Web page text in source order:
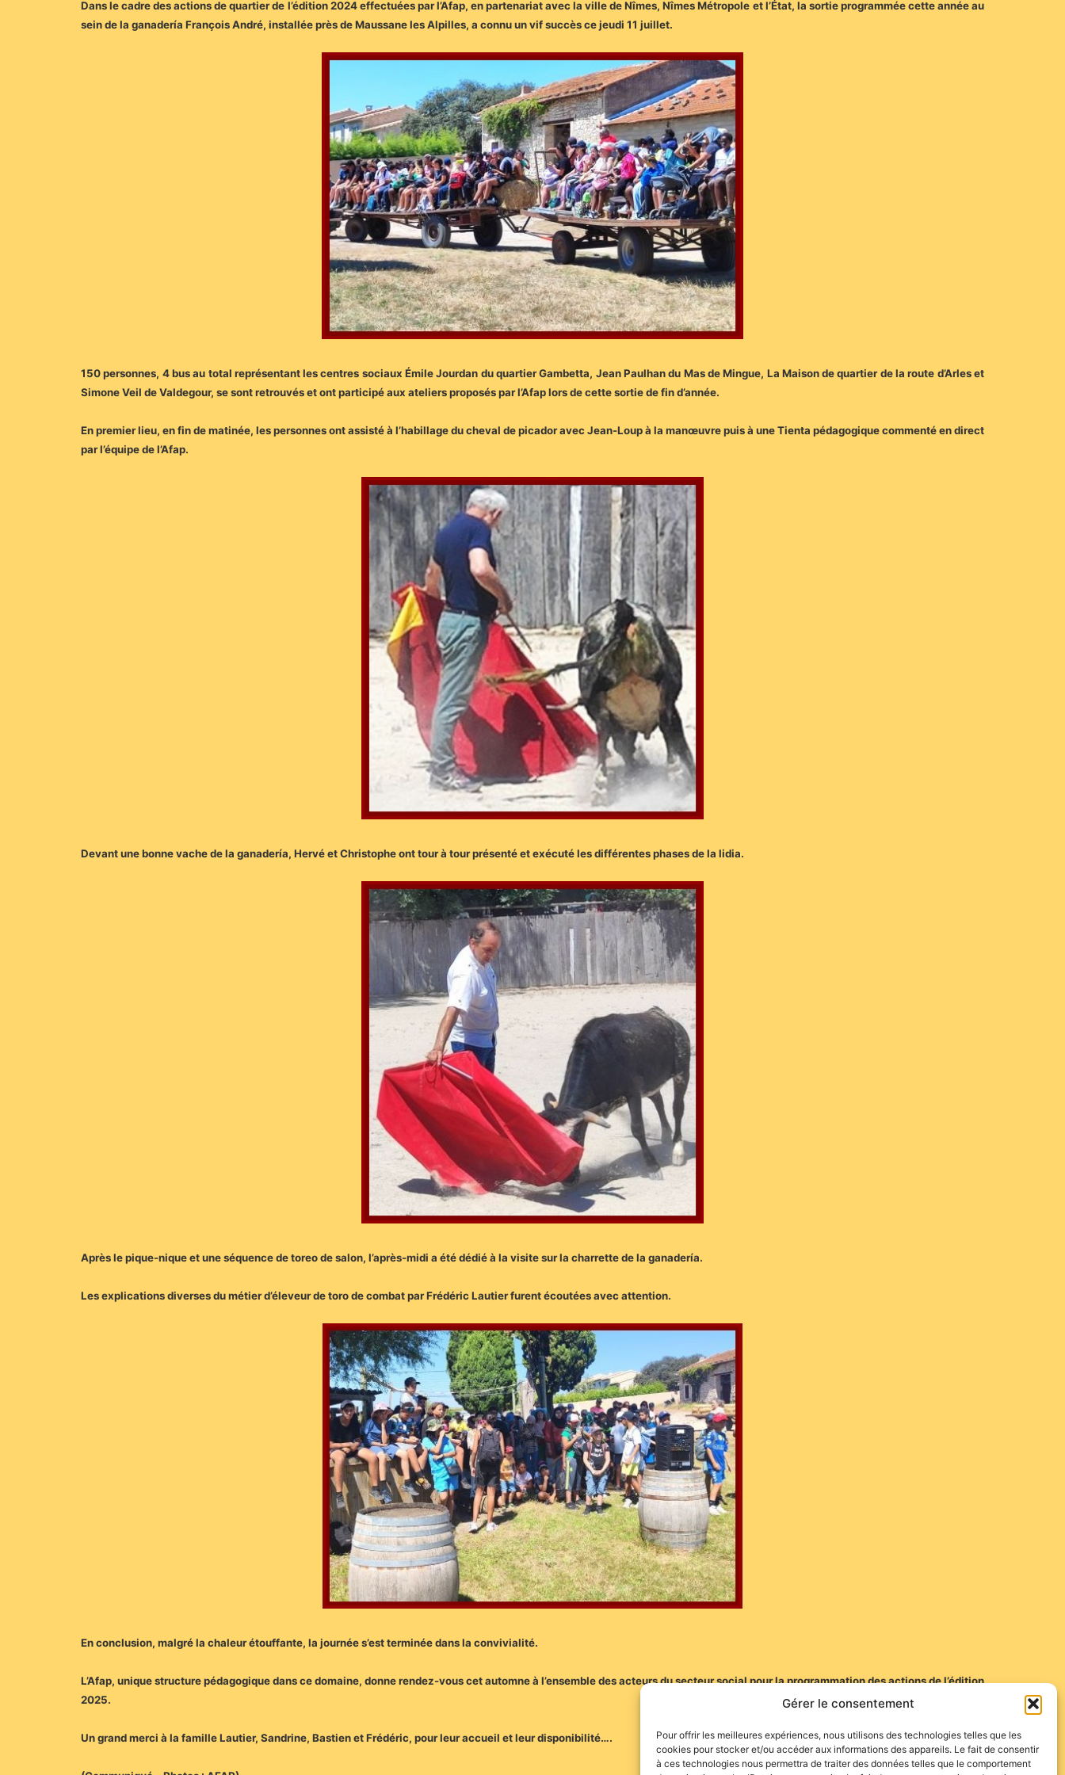
Gérer le consentement
Pour offrir les meilleures expériences, nous utilisons des technologies telles que les
cookies pour stocker et/ou accéder aux informations des appareils. Le fait de consentir
à ces technologies nous permettra de traiter des données telles que le comportement
Dans le cadre des actions de quartier de l’édition 2024 effectuées par l’Afap, en partenariat avec la ville de Nîmes, Nîmes Métropole et l’État, la sortie programmée cette année au
sein de la ganadería François André, installée près de Maussane les Alpilles, a connu un vif succès ce jeudi 11 juillet.
150 personnes, 4 bus au total représentant les centres sociaux Émile Jourdan du quartier Gambetta, Jean Paulhan du Mas de Mingue, La Maison de quartier de la route d’Arles et
Simone Veil de Valdegour, se sont retrouvés et ont participé aux ateliers proposés par l’Afap lors de cette sortie de fin d’année.
En premier lieu, en fin de matinée, les personnes ont assisté à l’habillage du cheval de picador avec Jean-Loup à la manœuvre puis à une Tienta pédagogique commenté en direct
par l’équipe de l’Afap.
Devant une bonne vache de la ganadería, Hervé et Christophe ont tour à tour présenté et exécuté les différentes phases de la lidia.
Après le pique-nique et une séquence de toreo de salon, l’après-midi a été dédié à la visite sur la charrette de la ganadería.
Les explications diverses du métier d’éleveur de toro de combat par Frédéric Lautier furent écoutées avec attention.
En conclusion, malgré la chaleur étouffante, la journée s’est terminée dans la convivialité.
L’Afap, unique structure pédagogique dans ce domaine, donne rendez-vous cet automne à l’ensemble des acteurs du secteur social pour la programmation des actions de l’édition
2025.
Un grand merci à la famille Lautier, Sandrine, Bastien et Frédéric, pour leur accueil et leur disponibilité….